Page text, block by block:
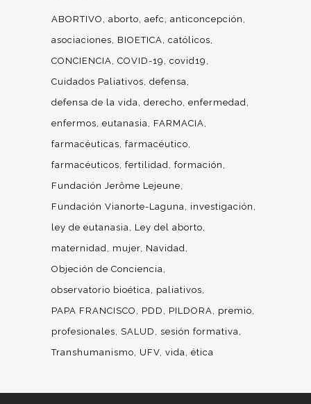
ABORTIVO aborto aefc
anticoncepción
asociaciones
BIOETICA católicos
CONCIENCIA COVID-19
covid19
Cuidados Paliativos defensa
defensa de la vida derecho enfermedad
enfermos eutanasia
FARMACIA
farmacéuticas farmacéutico
farmacéuticos fertilidad formación
Fundación Jerôme Lejeune
Fundación Vianorte-Laguna
investigación
ley de eutanasia
Ley del aborto
maternidad
mujer Navidad
Objeción de Conciencia
observatorio bioética
paliativos
PAPA FRANCISCO
PDD PILDORA
premio
profesionales
SALUD
sesión formativa
Transhumanismo
UFV vida ética